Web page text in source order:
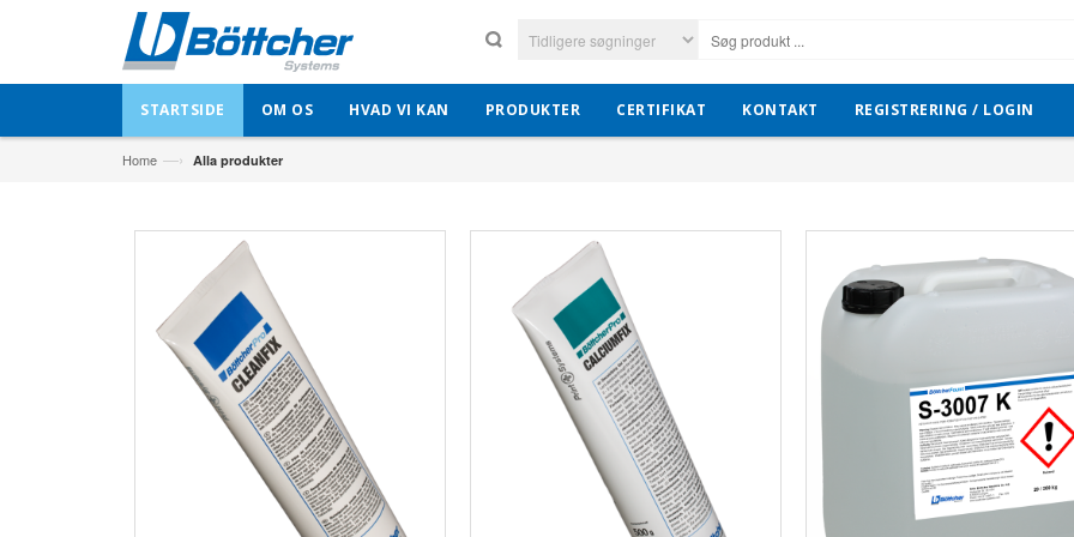
STARTSIDE OM OS HVAD VI KAN PRODUKTER CERTIFIKAT KONTAKT REGISTRERING / LOGIN
Home —› Alla produkter